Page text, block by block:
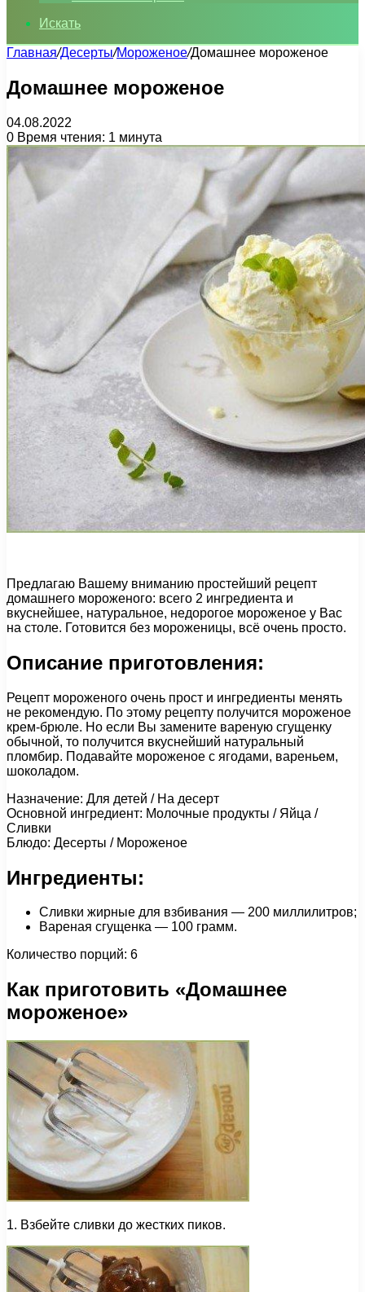
Искать
Главная/Десерты/Мороженое/Домашнее мороженое
Домашнее мороженое
04.08.2022
0 Время чтения: 1 минута
Предлагаю Вашему вниманию простейший рецепт
домашнего мороженого: всего 2 ингредиента и
вкуснейшее, натуральное, недорогое мороженое у Вас
на столе. Готовится без мороженицы, всё очень просто.
Описание приготовления:
Рецепт мороженого очень прост и ингредиенты менять
не рекомендую. По этому рецепту получится мороженое
крем-брюле. Но если Вы замените вареную сгущенку
обычной, то получится вкуснейший натуральный
пломбир. Подавайте мороженое с ягодами, вареньем,
шоколадом.
Назначение: Для детей / На десерт
Основной ингредиент: Молочные продукты / Яйца /
Сливки
Блюдо: Десерты / Мороженое
Ингредиенты:
Сливки жирные для взбивания — 200 миллилитров;
Вареная сгущенка — 100 грамм.
Количество порций: 6
Как приготовить «Домашнее
мороженое»
1. Взбейте сливки до жестких пиков.